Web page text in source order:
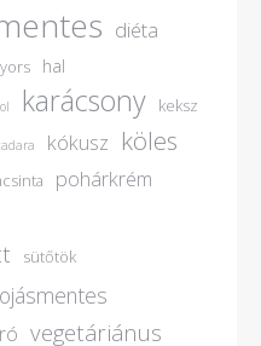
diéta
hal
karácsony keksz
kókusz köles
pohárkrém
sütőtök
vegetáriánus